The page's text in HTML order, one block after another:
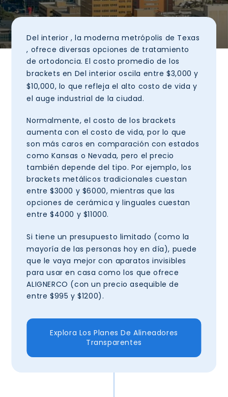
Del interior , la moderna metrópolis de Texas
, ofrece diversas opciones de tratamiento
de ortodoncia. El costo promedio de los
brackets en Del interior oscila entre$3,000 y
$10,000, lo que refleja el alto costo de vida y
el auge industrial de la ciudad.
Normalmente, el costo de los brackets
aumenta con el costo de vida, por lo que
son más caros en comparación con estados
como Kansas o Nevada, pero el precio
también depende del tipo. Por ejemplo, los
brackets metálicos tradicionales cuestan
entre $3000 y $6000, mientras que las
opciones de cerámica y linguales cuestan
entre $4000 y $11000.
Si tiene un presupuesto limitado (como la
mayoría de las personas hoy en día), puede
que le vaya mejor con aparatos invisibles
para usar en casa como los que ofrece
ALIGNERCO (con un precio asequible de
entre $995 y $1200).
Explora Los Planes De Alineadores
Transparentes